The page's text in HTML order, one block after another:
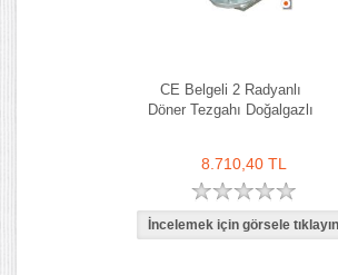
CE Belgeli 2 Radyanlı
Döner Tezgahı Doğalgazlı
8.710,40 TL